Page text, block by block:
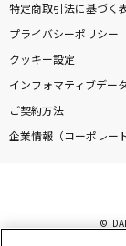
公会堂
WANDS
天国
Mrs. GREEN APPLE
特定商取引法に基づく
プライバシーポリシー
クッキー設定
インフォマティブデー
ご契約方法
企業情報（コーポレー
©